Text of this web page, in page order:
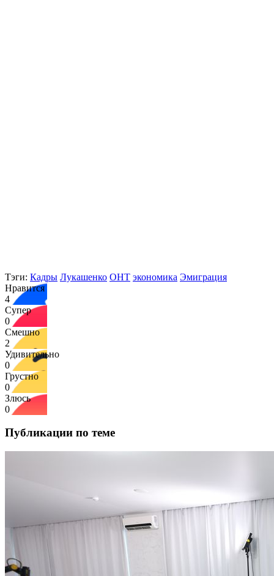
Тэги: Кадры Лукашенко ОНТ экономика Эмиграция
Нравится
4
Супер
0
Смешно
2
Удивительно
0
Грустно
0
Злюсь
0
Публикации по теме